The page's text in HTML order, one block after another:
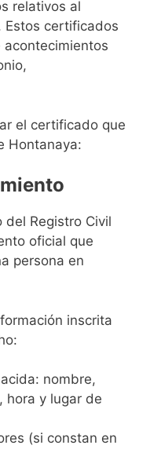
relativos al
Estos certificados
acontecimientos
el certificado que
Hontanaya:
Registro Civil
oficial que
persona en
inscrita
nombre,
hora y lugar de
(si constan en